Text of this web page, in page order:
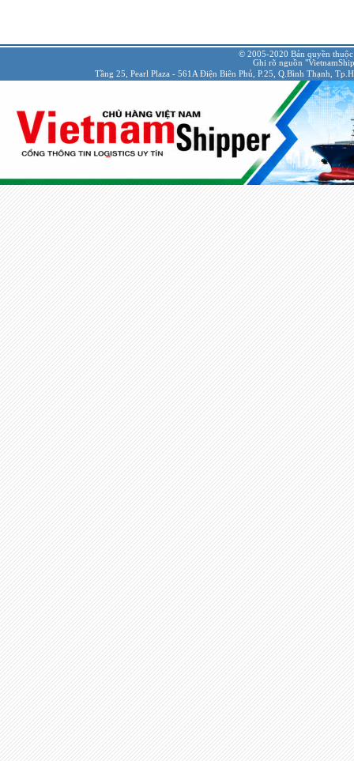
© 2005-2020 Bản quyền
Ghi rõ nguồn
Tầng 25, Pearl Plaza - 561A Điện Biên Phủ, P.25, Q.Bình Thạnh,